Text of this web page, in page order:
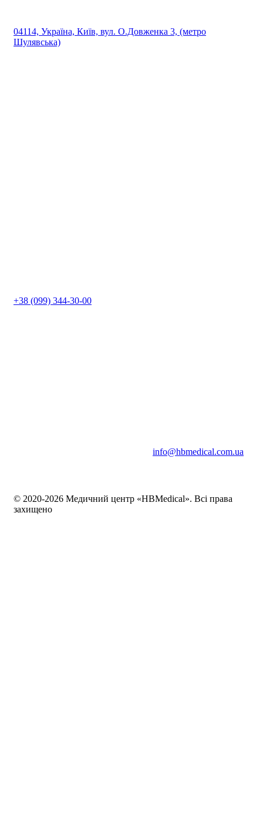
04114, Україна, Київ, вул. О.Довженка 3, (метро
Шулявська)
+38 (099) 344-30-00
info@hbmedical.com.ua
© 2020-2026 Медичний центр «HBMedical». Всі права
захищено